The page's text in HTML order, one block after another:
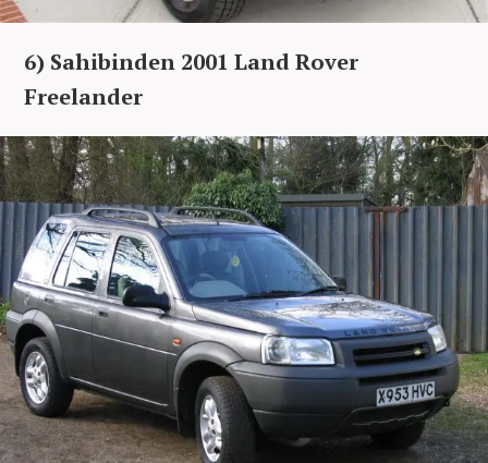
6) Sahibinden 2001 Land Rover
Freelander